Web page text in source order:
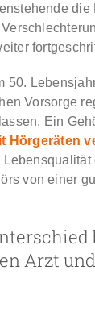
die
50.
Vorsorge
Ein
Hörgeräten
von einer
Arzt und